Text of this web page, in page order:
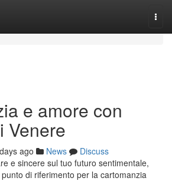
e amore con
Venere
ago News
Discuss
e sincere sul tuo futuro sentimentale,
di riferimento per la cartomanzia